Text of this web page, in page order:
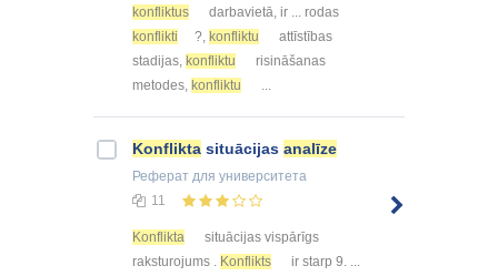
konfliktus
darbavietā, ir ... rodas
konflikti
?, konfliktu
attīstības
stadijas, konfliktu
risināšanas
metodes, konfliktu
Konflikta situācijas analīze
Реферат для университета
11
Konflikta
situācijas vispārīgs
raksturojums . Konflikts ir starp 9. ...